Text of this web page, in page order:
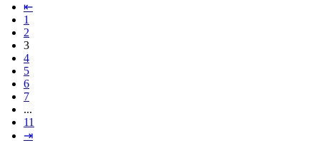
⇤
1
2
3
4
5
6
7
...
11
⇥